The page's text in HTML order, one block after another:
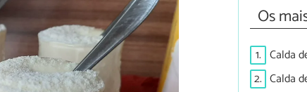
Os
1. Calda
2. Calda